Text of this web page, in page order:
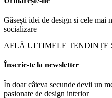
Găsești idei de design și cele mai
socializare
AFLĂ ULTIMELE TENDINȚE
Înscrie-te la newsletter
În doar câteva secunde devii un
pasionate de design interior